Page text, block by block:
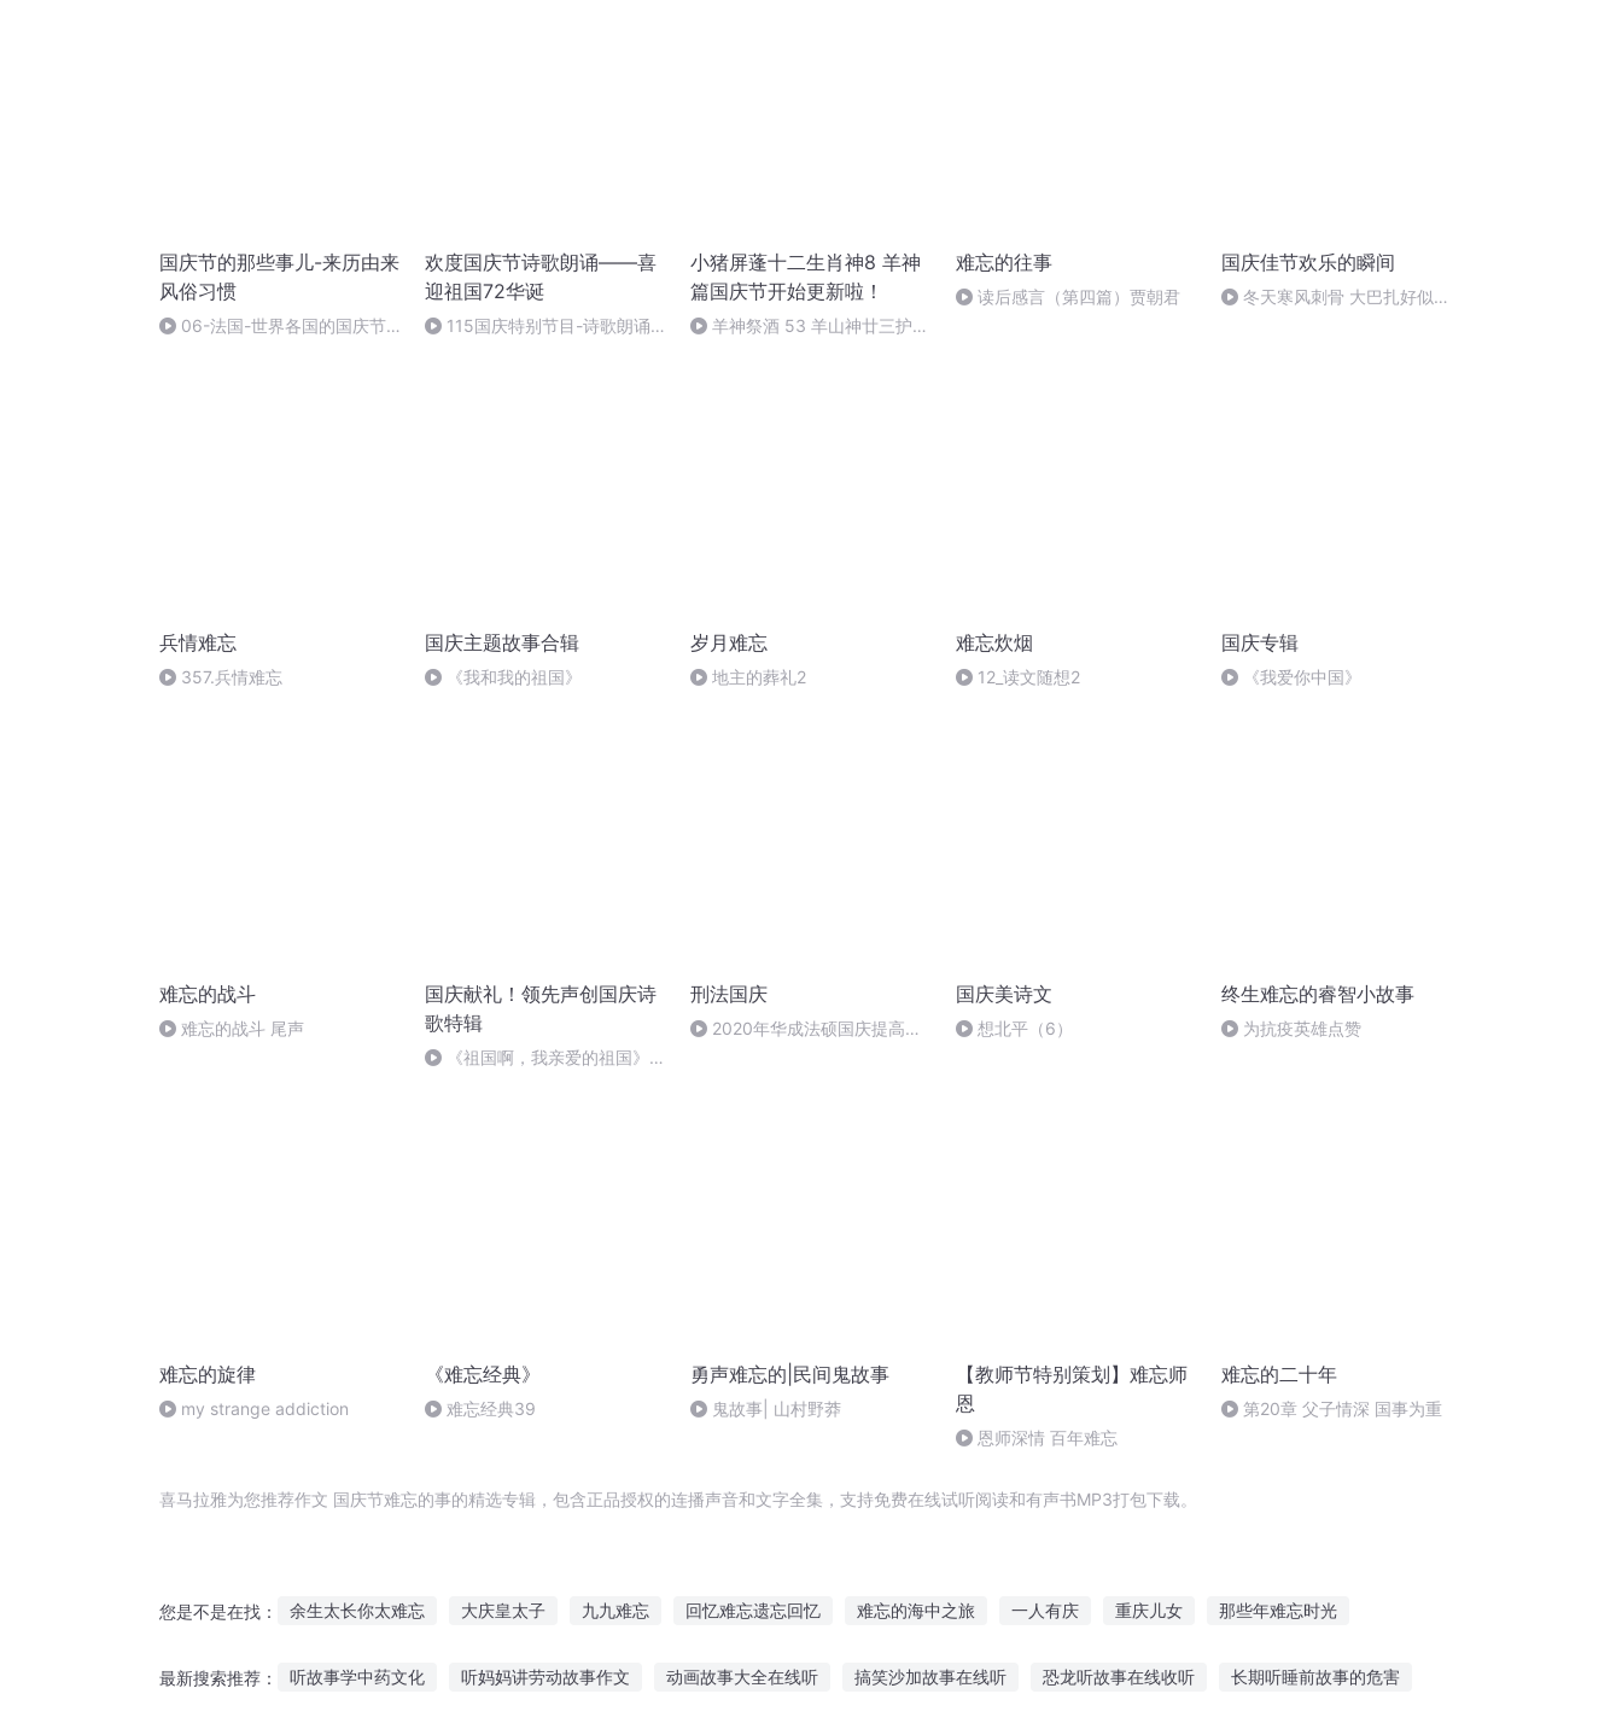
国庆节的那些事儿-来历由来
风俗习惯
06-法国-世界各国的国庆节-
欢度国庆节诗歌朗诵——喜
迎祖国72华诞
115国庆特别节目-诗歌朗诵-
小猪屏蓬十二生肖神8 羊神
篇国庆节开始更新啦！
羊神祭酒 53 羊山神廿三护祭
难忘的往事
读后感言（第四篇）贾朝君
国庆佳节欢乐的瞬间
冬天寒风刺骨 大巴扎好似温
兵情难忘
357.兵情难忘
国庆主题故事合辑
《我和我的祖国》
岁月难忘
地主的葬礼2
难忘炊烟
12_读文随想2
国庆专辑
《我爱你中国》
难忘的战斗
难忘的战斗 尾声
国庆献礼！领先声创国庆诗
歌特辑
《祖国啊，我亲爱的祖国》温
刑法国庆
2020年华成法硕国庆提高班
国庆美诗文
想北平（6）
终生难忘的睿智小故事
为抗疫英雄点赞
难忘的旋律
my strange addiction
《难忘经典》
难忘经典39
勇声难忘的|民间鬼故事
鬼故事| 山村野莽
【教师节特别策划】难忘师
恩
恩师深情 百年难忘
难忘的二十年
第20章 父子情深 国事为重
喜马拉雅为您推荐作文 国庆节难忘的事的精选专辑，包含正品授权的连播声音和文字全集，支持免费在线试听阅读和有声书MP3打包下载。
您是不是在找： 余生太长你太难忘 大庆皇太子 九九难忘 回忆难忘遗忘回忆 难忘的海中之旅 一人有庆 重庆儿女 那些年难忘时光
最新搜索推荐： 听故事学中药文化 听妈妈讲劳动故事作文 动画故事大全在线听 搞笑沙加故事在线听 恐龙听故事在线收听 长期听睡前故事的危害